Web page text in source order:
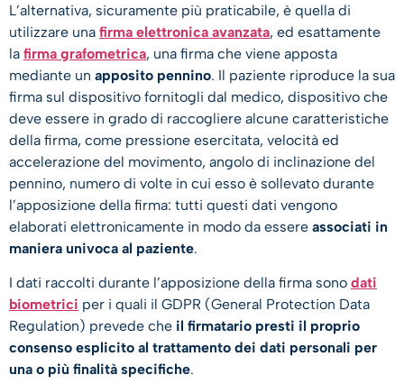
L’alternativa, sicuramente più praticabile, è quella di
utilizzare una firma elettronica avanzata, ed esattamente
la firma grafometrica, una firma che viene apposta
mediante un apposito pennino. Il paziente riproduce la sua
firma sul dispositivo fornitogli dal medico, dispositivo che
deve essere in grado di raccogliere alcune caratteristiche
della firma, come pressione esercitata, velocità ed
accelerazione del movimento, angolo di inclinazione del
pennino, numero di volte in cui esso è sollevato durante
l’apposizione della firma: tutti questi dati vengono
elaborati elettronicamente in modo da essere associati in
maniera univoca al paziente.
I dati raccolti durante l’apposizione della firma sono dati
biometrici per i quali il GDPR (General Protection Data
Regulation) prevede che il firmatario presti il proprio
consenso esplicito al trattamento dei dati personali per
una o più finalità specifiche.